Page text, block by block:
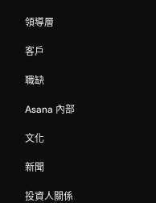
領導層
客戶
職缺
Asana 內部
文化
新聞
投資人關係